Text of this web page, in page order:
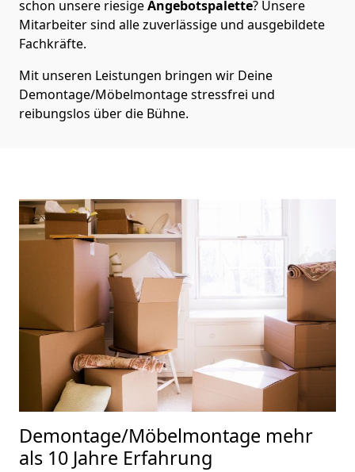
schon unsere riesigeAngebotspalette? Unsere
Mitarbeiter sind alle zuverlässige und ausgebildete
Fachkräfte.
Mit unseren Leistungen bringen wir Deine
Demontage/Möbelmontage stressfrei und
reibungslos über die Bühne.
Demontage/Möbelmontage mehr
als 10 Jahre Erfahrung